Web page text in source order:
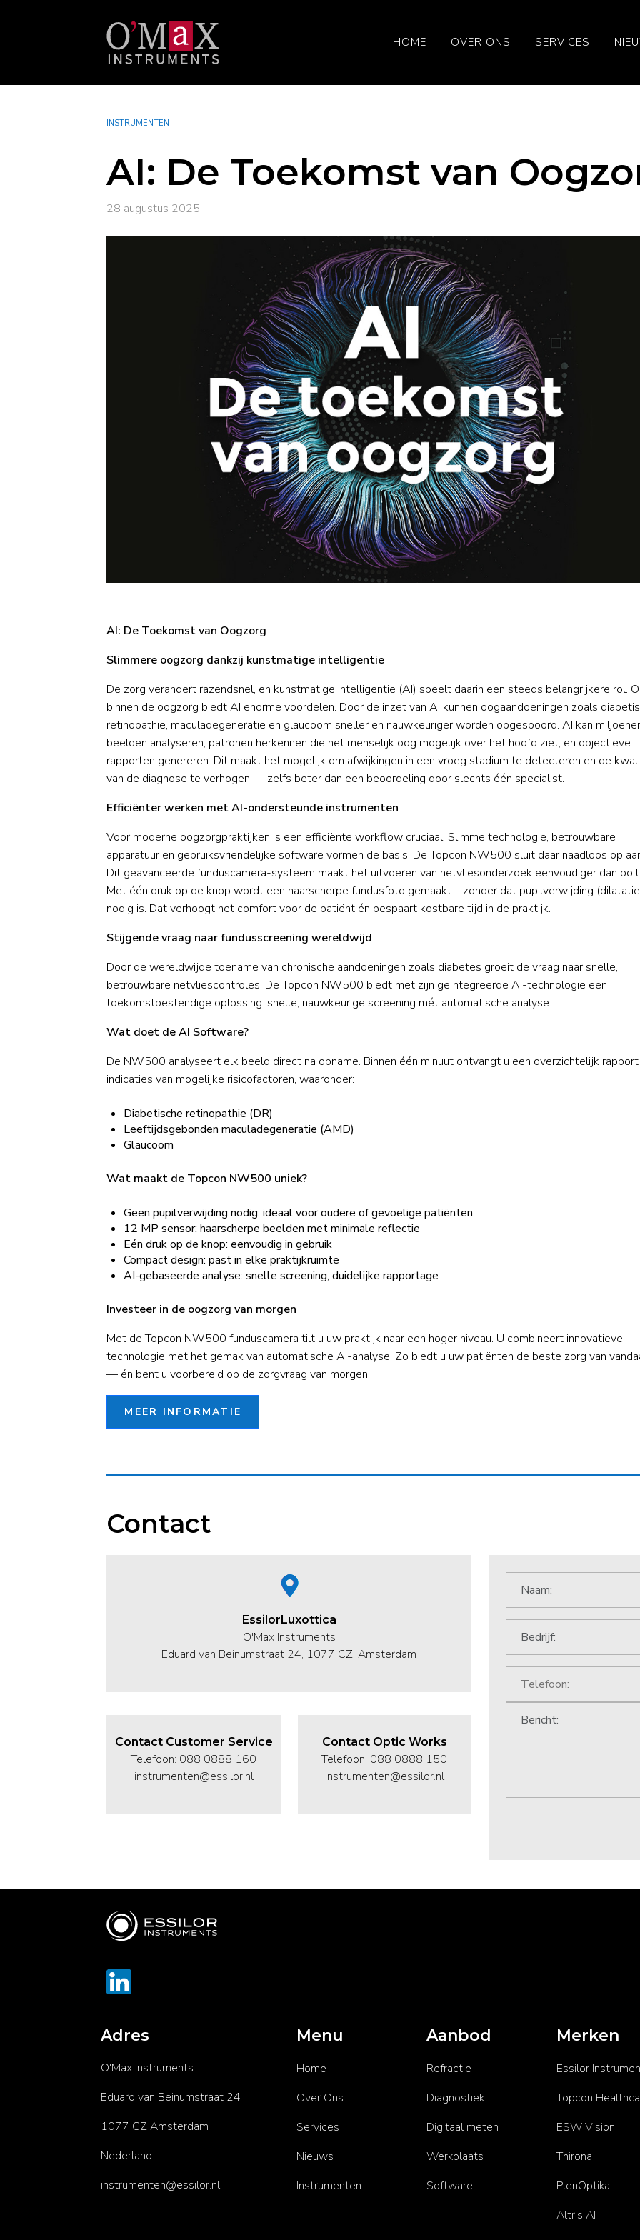
HOME OVER ONS SERVICES
INSTRUMENTEN
AI: De Toekomst van
28 augustus 2025
AI: De Toekomst van Oogzorg
Slimmere oogzorg dankzij kunstmatige intelligentie
De zorg verandert razendsnel, en kunstmatige intelligentie (AI) speelt daarin een steeds belangrijkere rol.
binnen de oogzorg biedt AI enorme voordelen. Door de inzet van AI kunnen oogaandoeningen zoals
retinopathie, maculadegeneratie en glaucoom sneller en nauwkeuriger worden opgespoord. AI kan
beelden analyseren, patronen herkennen die het menselijk oog mogelijk over het hoofd ziet, en objectieve
rapporten genereren. Dit maakt het mogelijk om afwijkingen in een vroeg stadium te detecteren en de
van de diagnose te verhogen — zelfs beter dan een beoordeling door slechts één specialist.
Efficiënter werken met AI-ondersteunde instrumenten
Voor moderne oogzorgpraktijken is een efficiënte workflow cruciaal. Slimme technologie, betrouwbare
apparatuur en gebruiksvriendelijke software vormen de basis. De Topcon NW500 sluit daar naadloos op
Dit geavanceerde funduscamera-systeem maakt het uitvoeren van netvliesonderzoek eenvoudiger dan
Met één druk op de knop wordt een haarscherpe fundusfoto gemaakt – zonder dat pupilverwijding
nodig is. Dat verhoogt het comfort voor de patiënt én bespaart kostbare tijd in de praktijk.
Stijgende vraag naar fundusscreening wereldwijd
Door de wereldwijde toename van chronische aandoeningen zoals diabetes groeit de vraag naar snelle,
betrouwbare netvliescontroles. De Topcon NW500 biedt met zijn geïntegreerde AI-technologie een
toekomstbestendige oplossing: snelle, nauwkeurige screening mét automatische analyse.
Wat doet de AI Software?
De NW500 analyseert elk beeld direct na opname. Binnen één minuut ontvangt u een overzichtelijk
indicaties van mogelijke risicofactoren, waaronder:
Diabetische retinopathie (DR)
Leeftijdsgebonden maculadegeneratie (AMD)
Glaucoom
Wat maakt de Topcon NW500 uniek?
Geen pupilverwijding nodig: ideaal voor oudere of gevoelige patiënten
12 MP sensor: haarscherpe beelden met minimale reflectie
Eén druk op de knop: eenvoudig in gebruik
Compact design: past in elke praktijkruimte
AI-gebaseerde analyse: snelle screening, duidelijke rapportage
Investeer in de oogzorg van morgen
Met de Topcon NW500 funduscamera tilt u uw praktijk naar een hoger niveau. U combineert innovatieve
technologie met het gemak van automatische AI-analyse. Zo biedt u uw patiënten de beste zorg van
— én bent u voorbereid op de zorgvraag van morgen.
MEER INFORMATIE
Contact
EssilorLuxottica
O'Max Instruments
Eduard van Beinumstraat 24, 1077 CZ, Amsterdam
Contact Customer Service
Telefoon: 088 0888 160
instrumenten@essilor.nl
Contact Optic Works
Telefoon: 088 0888 150
instrumenten@essilor.nl
Adres
O'Max Instruments
Eduard van Beinumstraat 24
1077 CZ Amsterdam
Nederland
instrumenten@essilor.nl
Menu
Home
Over Ons
Services
Nieuws
Instrumenten
Aanbod
Refractie
Diagnostiek
Digitaal meten
Werkplaats
Software
Merken
Essilor
Topcon
ESW Vision
Thirona
PlenOptika
Altris AI